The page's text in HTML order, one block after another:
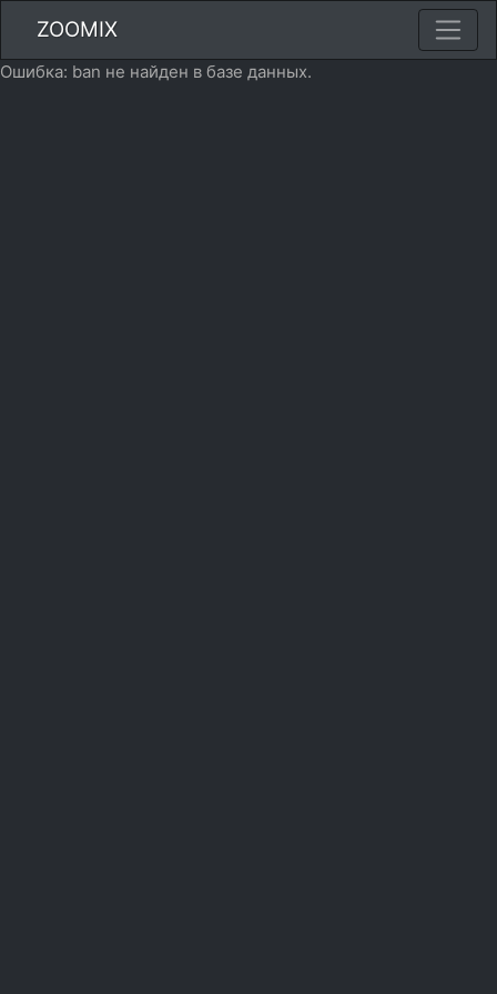
ZOOMIX
Ошибка: ban не найден в базе данных.